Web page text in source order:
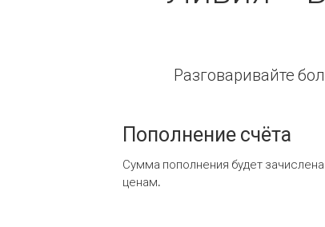
Разговаривайте
Пополнение счёта
Сумма пополнения будет
ценам.